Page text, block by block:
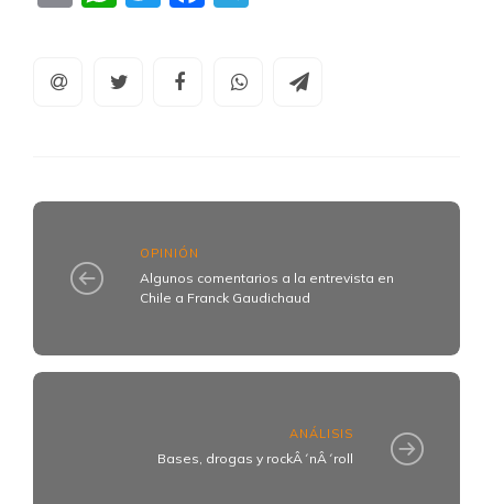
OPINIÓN
Algunos comentarios a la entrevista en
Chile a Franck Gaudichaud
ANÁLISIS
Bases, drogas y rockÂ´nÂ´roll